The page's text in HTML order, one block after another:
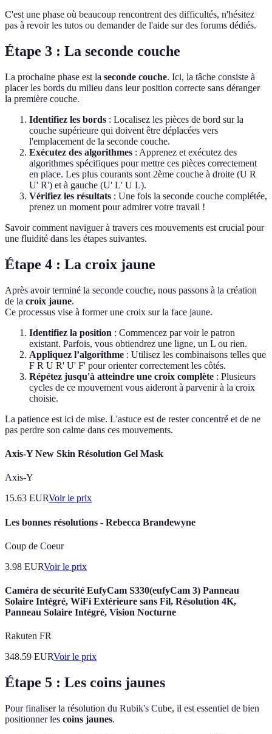
C'est une phase où beaucoup rencontrent des difficultés, n'hésitez
pas à revoir les tutos ou demander de l'aide sur des forums dédiés.
Étape 3 : La seconde couche
La prochaine phase est la seconde couche. Ici, la tâche consiste à
placer les bords du milieu dans leur position correcte sans déranger
la première couche.
Identifiez les bords : Localisez les pièces de bord sur la
couche supérieure qui doivent être déplacées vers
l'emplacement de la seconde couche.
Exécutez des algorithmes : Apprenez et exécutez des
algorithmes spécifiques pour mettre ces pièces correctement
en place. Les plus courants sont 2ème couche à droite (U R
U' R') et à gauche (U' L' U L).
Vérifiez les résultats : Une fois la seconde couche complétée,
prenez un moment pour admirer votre travail !
Savoir comment naviguer à travers ces mouvements est crucial pour
une fluidité dans les étapes suivantes.
Étape 4 : La croix jaune
Après avoir terminé la seconde couche, nous passons à la création
de la croix jaune.
Ce processus vise à former une croix sur la face jaune.
Identifiez la position : Commencez par voir le patron
existant. Parfois, vous obtiendrez une ligne, un L ou rien.
Appliquez l’algorithme : Utilisez les combinaisons telles que
F R U R' U' F' pour orienter correctement les côtés.
Répétez jusqu'à atteindre une croix complète : Plusieurs
cycles de ce mouvement vous aideront à parvenir à la croix
choisie.
La patience est ici de mise. L'astuce est de rester concentré et de ne
pas perdre son calme dans ces mouvements.
Axis-Y New Skin Résolution Gel Mask
Axis-Y
15.63 EURVoir le prix
Les bonnes résolutions - Rebecca Brandewyne
Coup de Coeur
3.98 EURVoir le prix
Caméra de sécurité EufyCam S330(eufyCam 3) Panneau
Solaire Intégré, WiFi Extérieure sans Fil, Résolution 4K,
Panneau Solaire Intégré, Vision Nocturne
Rakuten FR
348.59 EURVoir le prix
Étape 5 : Les coins jaunes
Pour finaliser la résolution du Rubik's Cube, il est essentiel de bien
positionner les coins jaunes.